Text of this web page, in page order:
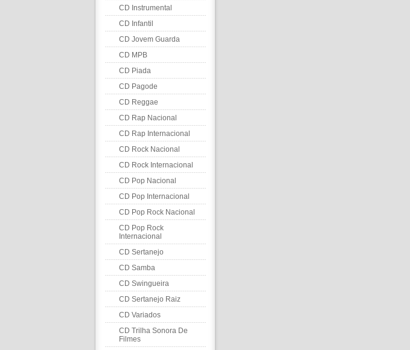
CD Instrumental
CD Infantil
CD Jovem Guarda
CD MPB
CD Piada
CD Pagode
CD Reggae
CD Rap Nacional
CD Rap Internacional
CD Rock Nacional
CD Rock Internacional
CD Pop Nacional
CD Pop Internacional
CD Pop Rock Nacional
CD Pop Rock
Internacional
CD Sertanejo
CD Samba
CD Swingueira
CD Sertanejo Raiz
CD Variados
CD Trilha Sonora De
Filmes